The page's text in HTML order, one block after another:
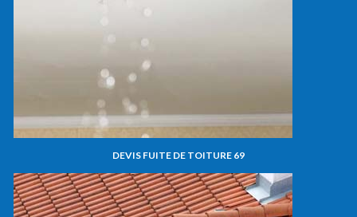
DEVIS FUITE DE TOITURE 69